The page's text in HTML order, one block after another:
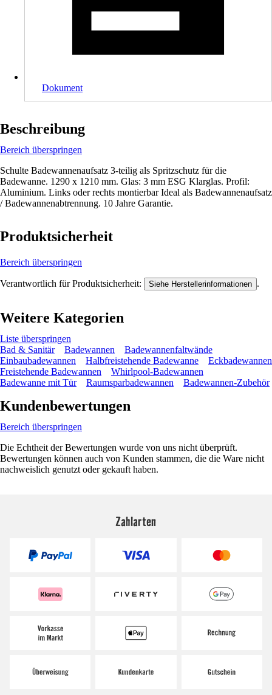
Dokument
Beschreibung
Bereich überspringen
Schulte Badewannenaufsatz 3-teilig als Spritzschutz für die
Badewanne. 1290 x 1210 mm. Glas: 3 mm ESG Klarglas. Profil:
Aluminium. Links oder rechts montierbar Ideal als Badewannenaufsatz
/ Badewannenabtrennung. 10 Jahre Garantie.
Produktsicherheit
Bereich überspringen
Verantwortlich für Produktsicherheit: Siehe Herstellerinformationen .
Weitere Kategorien
Liste überspringen
Bad & Sanitär
Badewannen
Badewannenfaltwände
Einbaubadewannen
Halbfreistehende Badewanne
Eckbadewannen
Freistehende Badewannen
Whirlpool-Badewannen
Badewanne mit Tür
Raumsparbadewannen Badewannen-Zubehör
Kundenbewertungen
Bereich überspringen
Die Echtheit der Bewertungen wurde von uns nicht überprüft.
Bewertungen können auch von Kunden stammen, die die Ware nicht
nachweislich genutzt oder gekauft haben.
Zahlarten